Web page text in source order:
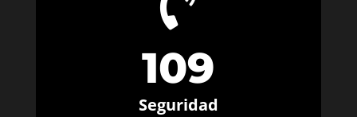
109
Seguridad